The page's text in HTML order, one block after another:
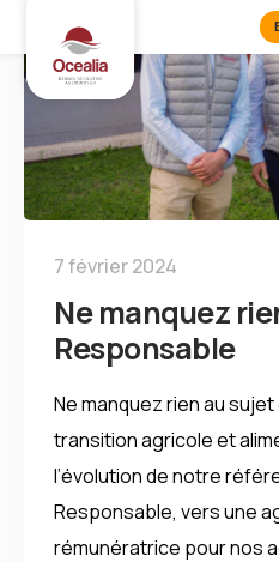
7 février 2024
Ne manquez
Responsable
Ne manquez rien au
transition agricole et
l’évolution de notre
Responsable, vers une
rémunératrice pour nos